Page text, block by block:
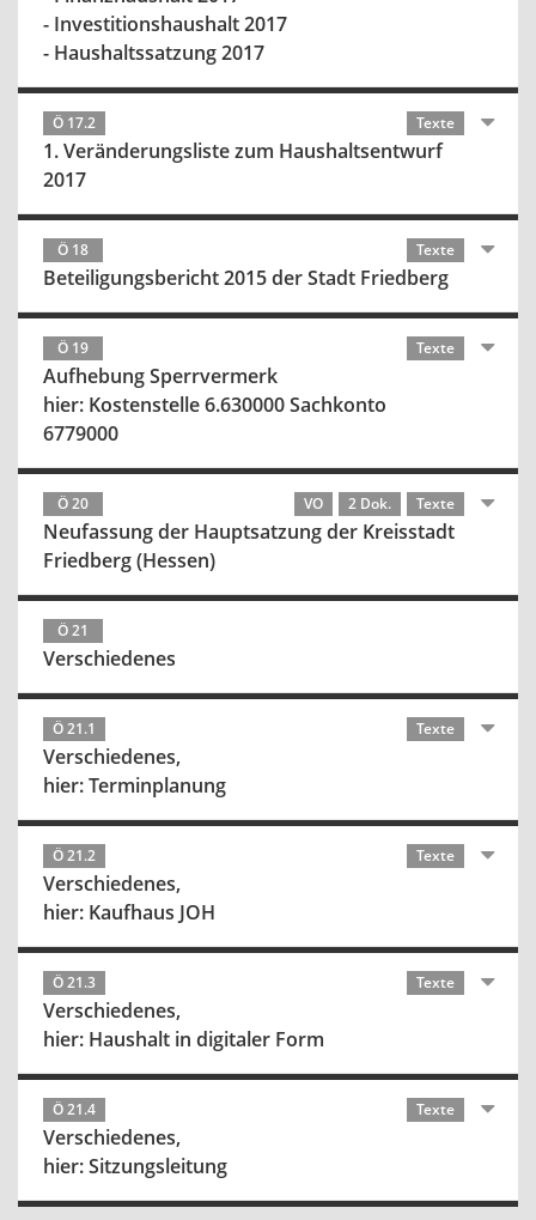
- Investitionshaushalt 2017
- Haushaltssatzung 2017
Ö 17.2 Texte
1. Veränderungsliste zum Haushaltsentwurf
2017
Ö 18 Texte
Beteiligungsbericht 2015 der Stadt Friedberg
Ö 19 Texte
Aufhebung Sperrvermerk
hier: Kostenstelle 6.630000 Sachkonto
6779000
Ö 20 VO 2 Dok. Texte
Neufassung der Hauptsatzung der Kreisstadt
Friedberg (Hessen)
Ö 21
Verschiedenes
Ö 21.1 Texte
Verschiedenes,
hier: Terminplanung
Ö 21.2 Texte
Verschiedenes,
hier: Kaufhaus JOH
Ö 21.3 Texte
Verschiedenes,
hier: Haushalt in digitaler Form
Ö 21.4 Texte
Verschiedenes,
hier: Sitzungsleitung